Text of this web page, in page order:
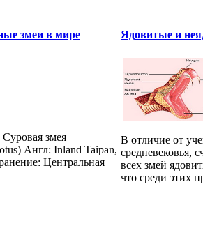
змеи в мире
змея
Англ: Inland Taipan,
Центральная
Ядовитые и
В отличие от
средневековья,
всех змей
что среди этих